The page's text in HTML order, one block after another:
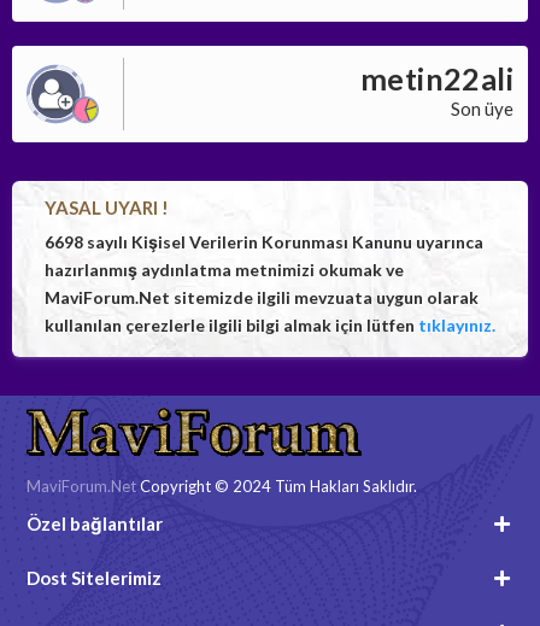
metin22ali
Son üye
YASAL UYARI !
6698 sayılı Kişisel Verilerin Korunması Kanunu uyarınca
hazırlanmış aydınlatma metnimizi okumak ve
MaviForum.Net sitemizde ilgili mevzuata uygun olarak
kullanılan çerezlerle ilgili bilgi almak için lütfen tıklayınız.
MaviForum.NetCopyright © 2024 Tüm Hakları Saklıdır.
Özel bağlantılar
Dost Sitelerimiz